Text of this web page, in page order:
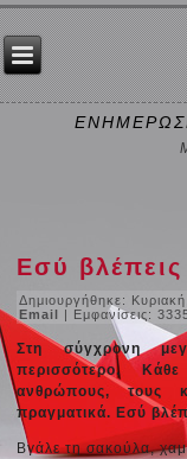
Εσύ
Δημιουργήθηκε:
Email | Εμφανίσεις:
Στη σύγχρονη
περισσότερο.
ανθρώπους, τους
πραγματικά. Εσύ
Βγάλε τη σακούλα,